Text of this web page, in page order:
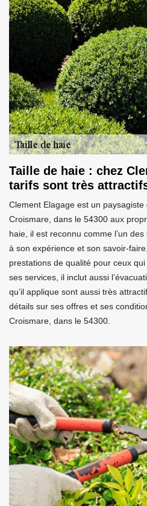
Taille de haie : chez
tarifs sont très
Clement Elagage est un
Croismare, dans le 54300 aux
haie, il est reconnu comme l’un
à son expérience et son savoir-
prestations de qualité pour ceux
ses services, il inclut aussi
qu’il applique sont aussi très
détails sur ses offres et ses
Croismare, dans le 54300.